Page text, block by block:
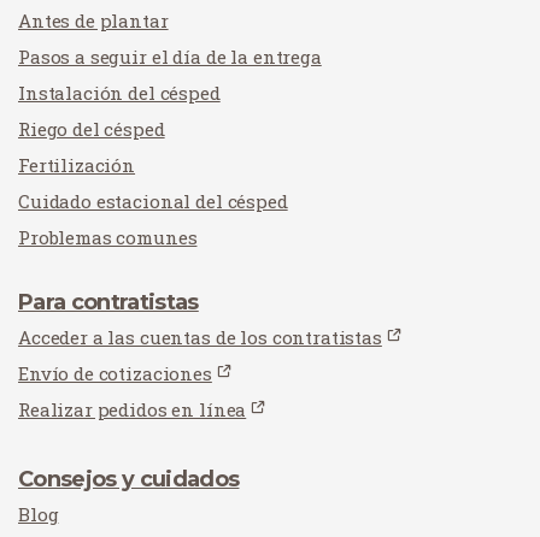
Antes de plantar
Pasos a seguir el día de la entrega
Instalación del césped
Riego del césped
Fertilización
Cuidado estacional del césped
Problemas comunes
Para contratistas
Acceder a las cuentas de los contratistas
Envío de cotizaciones
Realizar pedidos en línea
Consejos y cuidados
Blog